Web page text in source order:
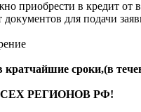
приобрести в кредит от
для подачи
кратчайшие сроки,(в
РЕГИОНОВ РФ!